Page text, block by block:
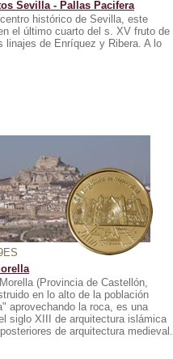
Sevilla - Pallas Pacifera
histórico de Sevilla, este
el último cuarto del s. XV fruto de
linajes de Enríquez y Ribera. A lo
(Provincia de Castellón,
en lo alto de la población
aprovechando la roca, es una
siglo XIII de arquitectura islámica
de arquitectura medieval.